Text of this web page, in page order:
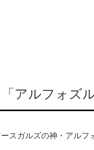
アルフォズ
スガルズの神・アルフ